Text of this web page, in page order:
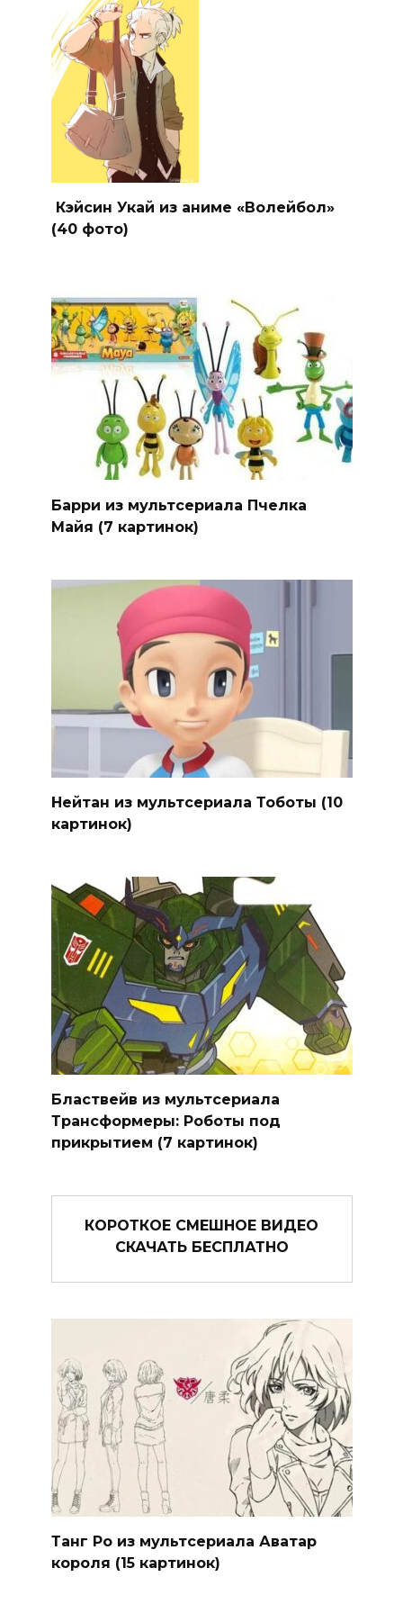
Кэйсин Укай из аниме «Волейбол»
(40 фото)
Барри из мультсериала Пчелка
Майя (7 картинок)
Нейтан из мультсериала Тоботы (10
картинок)
Бластвейв из мультсериала
Трансформеры: Роботы под
прикрытием (7 картинок)
КОРОТКОЕ СМЕШНОЕ ВИДЕО
СКАЧАТЬ БЕСПЛАТНО
Танг Ро из мультсериала Аватар
короля (15 картинок)